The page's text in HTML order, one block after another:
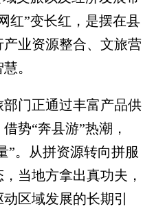
红”变长红，是摆在县
业资源整合、文旅营
。
门正通过丰富产品供
势“奔县游”热潮，
”。从拼资源转向拼服
当地方拿出真功夫，
区域发展的长期引